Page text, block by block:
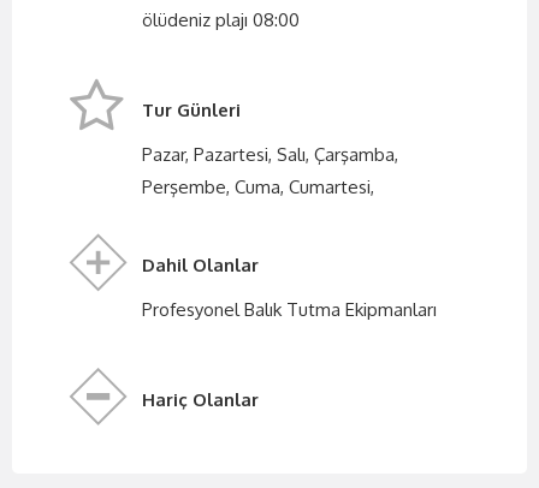
ölüdeniz plajı 08:00
Tur Günleri
Pazar, Pazartesi, Salı, Çarşamba,
Perşembe, Cuma, Cumartesi,
Dahil Olanlar
Profesyonel Balık Tutma Ekipmanları
Hariç Olanlar